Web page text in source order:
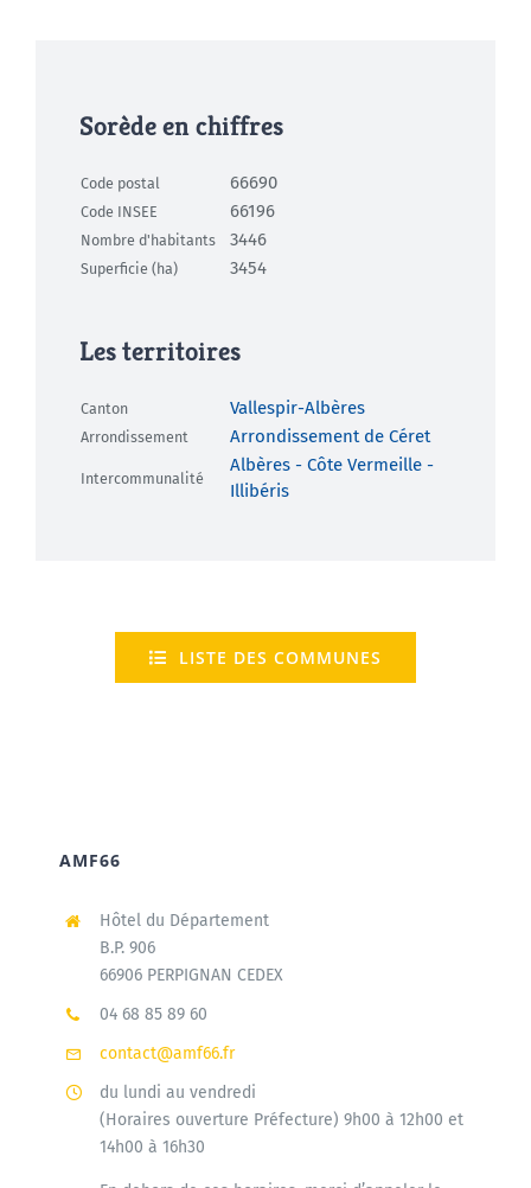
Sorède en chiffres
Code postal 66690
Code INSEE 66196
Nombre d'habitants 3446
Superficie (ha) 3454
Les territoires
Canton Vallespir-Albères
Arrondissement Arrondissement de Céret
Intercommunalité
Albères - Côte Vermeille -
Illibéris
LISTE DES COMMUNES
AMF66
Hôtel du Département
B.P. 906
66906 PERPIGNAN CEDEX
04 68 85 89 60
contact@amf66.fr
du lundi au vendredi
(Horaires ouverture Préfecture) 9h00 à 12h00 et
14h00 à 16h30